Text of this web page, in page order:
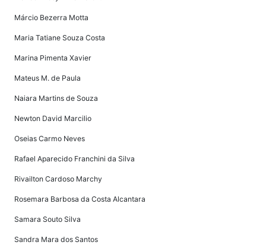
Márcio Bezerra Motta
Maria Tatiane Souza Costa
Marina Pimenta Xavier
Mateus M. de Paula
Naiara Martins de Souza
Newton David Marcilio
Oseias Carmo Neves
Rafael Aparecido Franchini da Silva
Rivailton Cardoso Marchy
Rosemara Barbosa da Costa Alcantara
Samara Souto Silva
Sandra Mara dos Santos